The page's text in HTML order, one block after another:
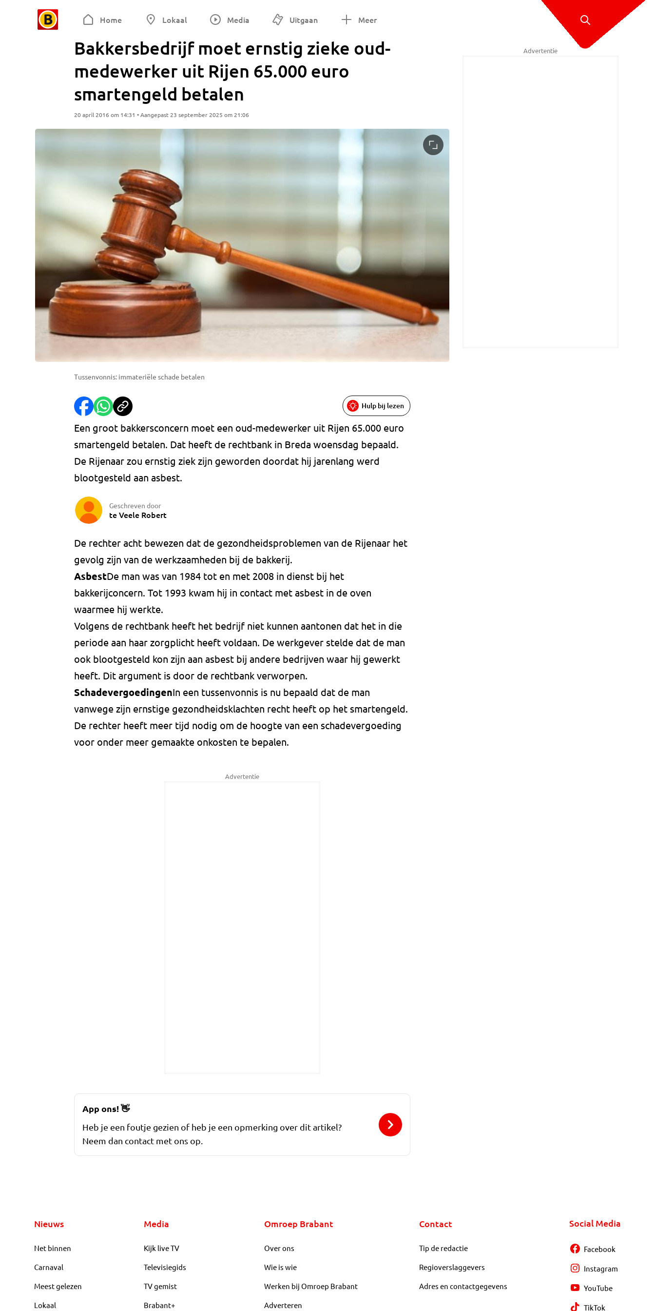
Home Lokaal Media Uitgaan Meer
Bakkersbedrijf moet ernstig zieke oud-
medewerker uit Rijen 65.000 euro
smartengeld betalen
20 april 2016 om 14:31 • Aangepast 23 september 2025 om 21:06
Tussenvonnis: immateriële schade betalen
Hulp bij lezen
Een groot bakkersconcern moet een oud-medewerker uit Rijen 65.000 euro
smartengeld betalen. Dat heeft de rechtbank in Breda woensdag bepaald.
De Rijenaar zou ernstig ziek zijn geworden doordat hij jarenlang werd
blootgesteld aan asbest.
Geschreven door
te Veele Robert
De rechter acht bewezen dat de gezondheidsproblemen van de Rijenaar het
gevolg zijn van de werkzaamheden bij de bakkerij.
AsbestDe man was van 1984 tot en met 2008 in dienst bij het
bakkerijconcern. Tot 1993 kwam hij in contact met asbest in de oven
waarmee hij werkte.
Volgens de rechtbank heeft het bedrijf niet kunnen aantonen dat het in die
periode aan haar zorgplicht heeft voldaan. De werkgever stelde dat de man
ook blootgesteld kon zijn aan asbest bij andere bedrijven waar hij gewerkt
heeft. Dit argument is door de rechtbank verworpen.
SchadevergoedingenIn een tussenvonnis is nu bepaald dat de man
vanwege zijn ernstige gezondheidsklachten recht heeft op het smartengeld.
De rechter heeft meer tijd nodig om de hoogte van een schadevergoeding
voor onder meer gemaakte onkosten te bepalen.
Advertentie
Advertentie
App ons!👋
Heb je een foutje gezien of heb je een opmerking over dit artikel?
Neem dan contact met ons op.
Nieuws
Net binnen
Carnaval
Meest gelezen
Lokaal
Media
Kijk live TV
Televisiegids
TV gemist
Brabant+
Omroep Brabant
Over ons
Wie is wie
Werken bij Omroep Brabant
Adverteren
Contact
Tip de redactie
Regioverslaggevers
Adres en contactgegevens
Social Media
Facebook
Instagram
YouTube
TikTok